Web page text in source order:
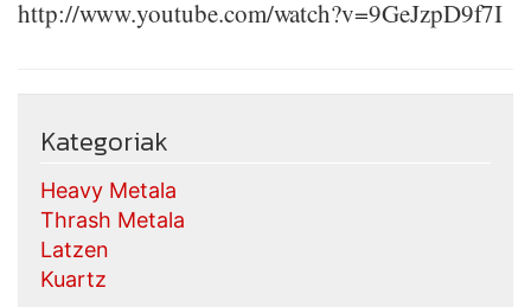
http://www.youtube.com/watch?v=9GeJzpD9f7I
Kategoriak
Heavy Metala
Thrash Metala
Latzen
Kuartz